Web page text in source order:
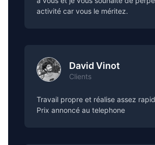
activité car vous le méritez.
David Vinot
Clients
Travail propre et réalise assez
Prix annoncé au telephone